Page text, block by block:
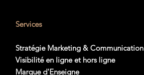
Services
Stratégie Marketing & Communication
Visibilité en ligne et hors ligne
Marque d'Enseigne